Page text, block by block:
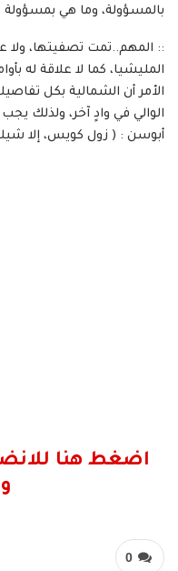
بالمسؤولة، وما هي بمسؤولة
:: المهم..تمت تصفيتها، ولا
المليشيا، كما لا علاقة له
الأمر أن الشمالية بكل
الوالي في وادٍ آخر، ولذلك يجب
أبوسن : ( زول كويس، إلا
اضغط هنا
0